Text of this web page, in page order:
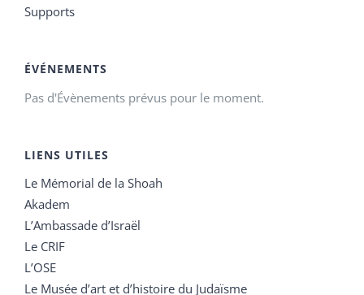
Supports
ÉVÉNEMENTS
Pas d'Évènements prévus pour le moment.
LIENS UTILES
Le Mémorial de la Shoah
Akadem
L’Ambassade d’Israël
Le CRIF
L’OSE
Le Musée d’art et d’histoire du Judaïsme